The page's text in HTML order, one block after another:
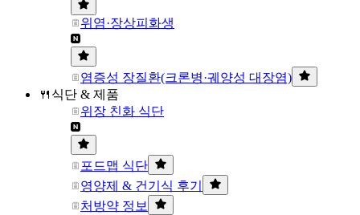
위염·장상피화생
염증성 장질환(크론병·궤양성 대장염)
🍴식단 & 제품
위장 친화 식단
포드맵 식단
영양제 & 건기식 후기
처방약 정보